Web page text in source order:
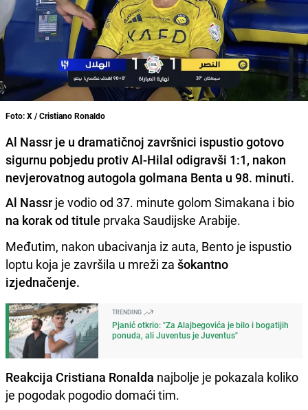
Foto: X / Cristiano Ronaldo
Al Nassr je u dramatičnoj završnici ispustio gotovo
sigurnu pobjedu protiv Al-Hilal odigravši 1:1, nakon
nevjerovatnog autogola golmana Benta u 98. minuti.
Al Nassr je vodio od 37. minute golom Simakana i bio
na korak od titule prvaka Saudijske Arabije.
Međutim, nakon ubacivanja iz auta, Bento je ispustio
loptu koja je završila u mreži za šokantno
izjednačenje.
TRENDING
Pjanić otkrio: "Za Alajbegovića je bilo i bogatijih
ponuda, ali Juventus je Juventus"
Reakcija Cristiana Ronalda najbolje je pokazala koliko
je pogodak pogodio domaći tim.